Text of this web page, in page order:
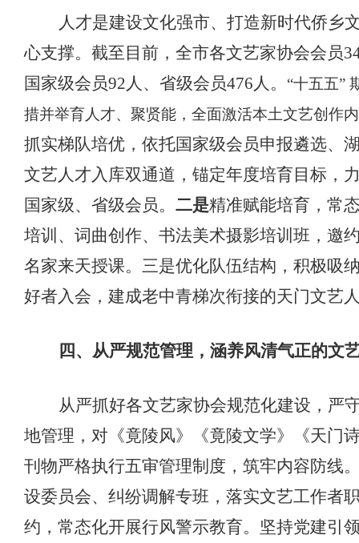
人才是建设文化强市、打造新时代侨乡
心支撑。截至目前，全市各文艺家协会会员
国家级会员92人、省级会员476人。
“十五五”
措并举育人才、聚贤能，全面激活本土文艺创作
抓实梯队培优，依托国家级会员申报遴选、
文艺人才入库双通道，锚定年度培育目标，
国家级、 省级会员。 二是精准赋能培育，常
培训 、词曲创作、 书法美术摄影培训班 ，邀
名家来天授课。 三是优化队伍结构 ， 积极吸
好者入会，建成老中青梯次衔接的天门文艺
四、从严规范管理，涵养风清气正的文
从严抓好各文艺家协会规范化建设，严
地管理，对《竟陵风》《竟陵文学》《天门
刊物严格执行五审管理制度，筑牢内容防线
设委员会、纠纷调解专班，落实文艺工作者
约，常态化开展行风警示教育。坚持党建引